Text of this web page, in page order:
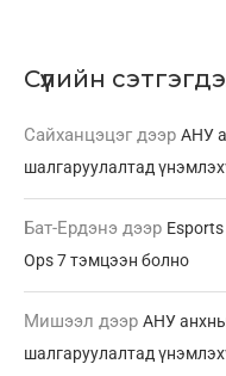
Сүүлийн
Сайханцэцэг дээр АНУ
шалгаруулалтад
Бат-Ердэнэ дээр
Ops 7 тэмцээн болно
Мишээл дээр АНУ
шалгаруулалтад